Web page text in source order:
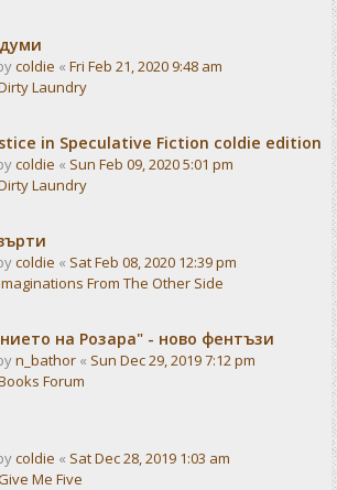
coldie « Fri Feb 21, 2020 9:48 am
Laundry
in Speculative Fiction coldie edition
coldie « Sun Feb 09, 2020 5:01 pm
Laundry
coldie « Sat Feb 08, 2020 12:39 pm
From The Other Side
на Розара" - ново фентъзи
n_bathor « Sun Dec 29, 2019 7:12 pm
Forum
coldie « Sat Dec 28, 2019 1:03 am
Me Five